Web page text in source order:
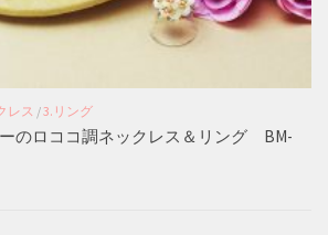
レス /3.リング
のロココ調ネックレス＆リング BM-